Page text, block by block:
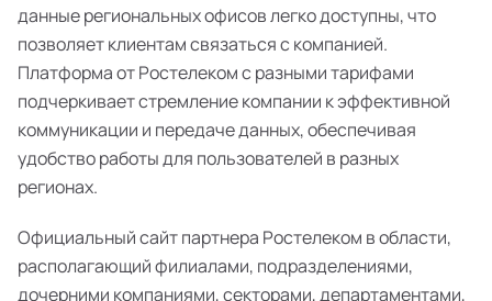
данные региональных офисов легко доступны, что
позволяет клиентам связаться с компанией.
Платформа от Ростелеком с разными тарифами
подчеркивает стремление компании к эффективной
коммуникации и передаче данных, обеспечивая
удобство работы для пользователей в разных
регионах.
Официальный сайт партнера Ростелеком в области,
располагающий филиалами, подразделениями,
дочерними компаниями, секторами, департаментами,